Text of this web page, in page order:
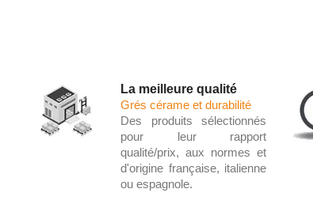
La meilleure qualité
Grés cérame et durabilité
Des produits sélectionnés
pour leur rapport
qualité/prix, aux normes et
d'origine française, italienne
ou espagnole.